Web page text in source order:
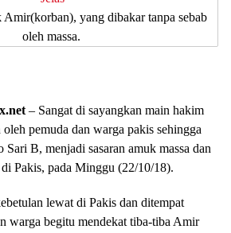
yang dibakar tanpa sebab
oleh massa.
– Sangat di sayangkan main hakim
pemuda dan warga pakis sehingga
B, menjadi sasaran amuk massa dan
Pakis, pada Minggu (22/10/18).
lewat di Pakis dan ditempat
warga begitu mendekat tiba-tiba Amir